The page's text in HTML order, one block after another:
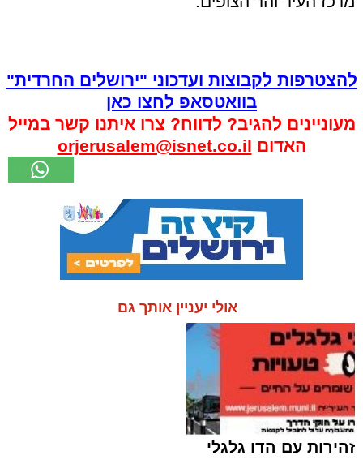
להצטרפות לקבוצות ועדכוני "ירושלים החרדית"
בוואטסאפ לחצו כאן
מעוניינים להגיב? לדווח? צרו איתנו קשר במייל
האדום orjerusalem@isnet.co.il
אולי יעניין אותך גם
זהירות עם הדו גלגלי